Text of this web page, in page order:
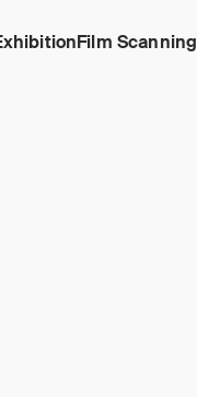
Film Scanning